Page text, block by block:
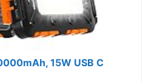
15W USB C